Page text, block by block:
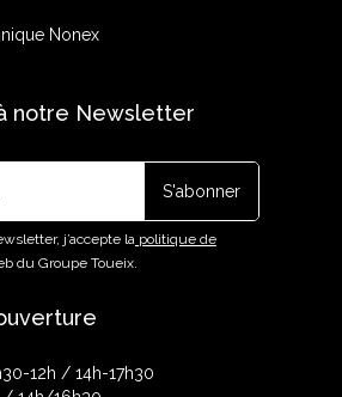
Nonex
notre Newsletter
j’accepte lapolitique de
du Groupe Toueix.
12h / 14h-17h30